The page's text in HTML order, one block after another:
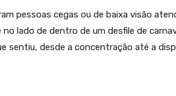
pessoas cegas ou de baixa visão
lado de dentro de um desfile de
sentiu, desde a concentração até a